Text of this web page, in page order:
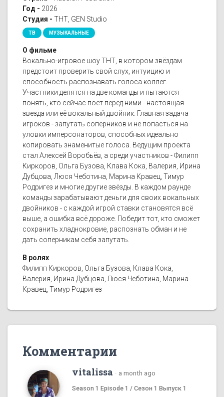
Год - 2026
Студия - ТНТ, GEN Studio
ТВ МУЗЫКАЛЬНЫЕ
О фильме
Вокально-игровое шоу ТНТ, в котором звёздам
предстоит проверить свой слух, интуицию и
способность распознавать голоса коллег.
Участники делятся на две команды и пытаются
понять, кто сейчас поёт перед ними - настоящая
звезда или её вокальный двойник. Главная задача
игроков - запутать соперников и не попасться на
уловки имперсонаторов, способных идеально
копировать знаменитые голоса. Ведущим проекта
стал Алексей Воробьёв, а среди участников - Филипп
Киркоров, Ольга Бузова, Клава Кока, Валерия, Ирина
Дубцова, Люся Чеботина, Марина Кравец, Тимур
Родригез и многие другие звёзды. В каждом раунде
команды зарабатывают деньги для своих вокальных
двойников - с каждой игрой ставки становятся всё
выше, а ошибка всё дороже. Победит тот, кто сможет
сохранить хладнокровие, распознать обман и не
дать соперникам себя запутать.
В ролях
Филипп Киркоров, Ольга Бузова, Клава Кока,
Валерия, Ирина Дубцова, Люся Чеботина, Марина
Кравец, Тимур Родригез
Комментарии
vitalissa · a month ago
Season 1 Episode 1 / Сезон 1 Выпуск 1